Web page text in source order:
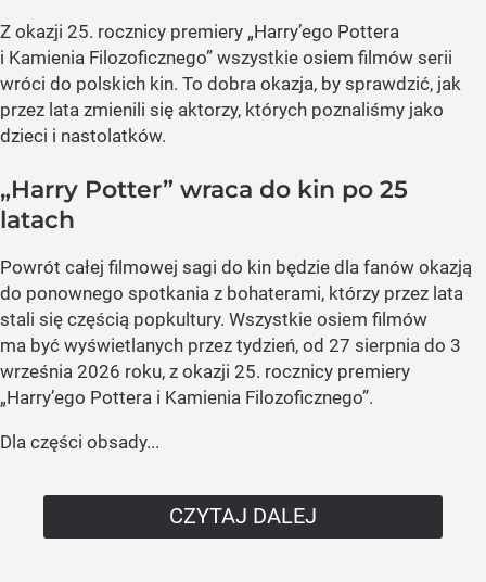
Z okazji 25. rocznicy premiery „Harry’ego Pottera
i Kamienia Filozoficznego” wszystkie osiem filmów serii
wróci do polskich kin. To dobra okazja, by sprawdzić, jak
przez lata zmienili się aktorzy, których poznaliśmy jako
dzieci i nastolatków.
„Harry Potter” wraca do kin po 25
latach
Powrót całej filmowej sagi do kin będzie dla fanów okazją
do ponownego spotkania z bohaterami, którzy przez lata
stali się częścią popkultury. Wszystkie osiem filmów
ma być wyświetlanych przez tydzień, od 27 sierpnia do 3
września 2026 roku, z okazji 25. rocznicy premiery
„Harry’ego Pottera i Kamienia Filozoficznego”.
Dla części obsady...
CZYTAJ DALEJ